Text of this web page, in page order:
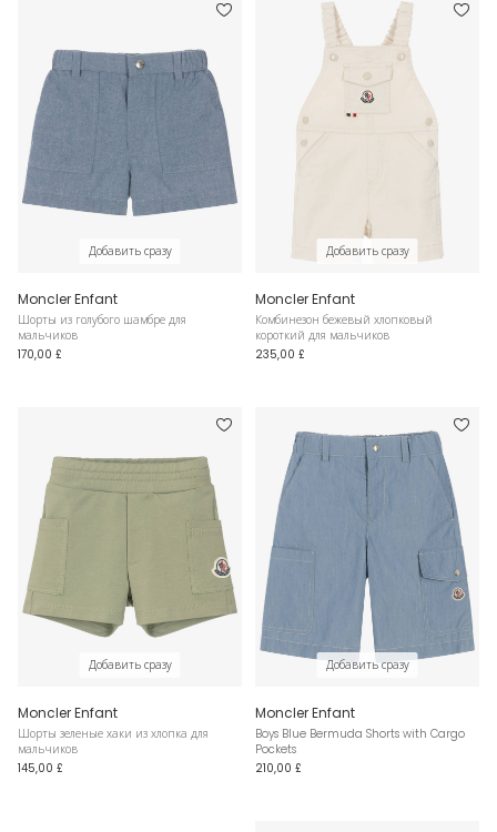
Добавить сразу
Moncler Enfant
Шорты из голубого шамбре для
мальчиков
170,00 £
Добавить сразу
Moncler Enfant
Комбинезон бежевый хлопковый
короткий для мальчиков
235,00 £
Добавить сразу
Moncler Enfant
Шорты зеленые хаки из хлопка для
мальчиков
145,00 £
Добавить сразу
Moncler Enfant
Boys Blue Bermuda Shorts with Cargo
Pockets
210,00 £